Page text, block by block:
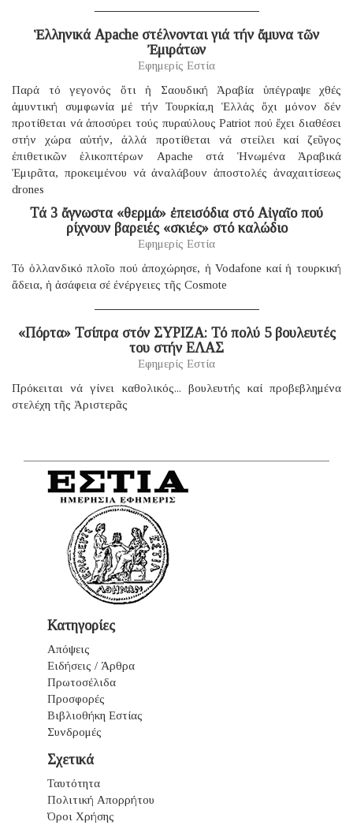
Ἑλληνικά Apache στέλνονται γιά τήν ἄμυνα τῶν
Ἐμιράτων
Εφημερίς Εστία
Παρά τό γεγονός ὅτι ἡ Σαουδική Ἀραβία ὑπέγραψε χθές
ἀμυντική συμφωνία μέ τήν Τουρκία,η Ἑλλάς ὄχι μόνον δέν
προτίθεται νά ἀποσύρει τούς πυραύλους Patriot πού ἔχει διαθέσει
στήν χώρα αὐτήν, ἀλλά προτίθεται νά στείλει καί ζεῦγος
ἐπιθετικῶν ἑλικοπτέρων Apache στά Ἡνωμένα Ἀραβικά
Ἐμιρᾶτα, προκειμένου νά ἀναλάβουν ἀποστολές ἀναχαιτίσεως
drones
Τά 3 ἄγνωστα «θερμά» ἐπεισόδια στό Αἰγαῖο πού
ρίχνουν βαρειές «σκιές» στό καλώδιο
Εφημερίς Εστία
Τό ὁλλανδικό πλοῖο πού ἀποχώρησε, ἡ Vodafone καί ἡ τουρκική
ἄδεια, ἡ ἀσάφεια σέ ἐνέργειες τῆς Cosmote
«Πόρτα» Τσίπρα στόν ΣΥΡΙΖΑ: Τό πολύ 5 βουλευτές
του στήν ΕΛΑΣ
Εφημερίς Εστία
Πρόκειται νά γίνει καθολικός... βουλευτής καί προβεβλημένα
στελέχη τῆς Ἀριστερᾶς
Κατηγορίες
Απόψεις
Ειδήσεις / Άρθρα
Πρωτοσέλιδα
Προσφορές
Βιβλιοθήκη Εστίας
Συνδρομές
Σχετικά
Ταυτότητα
Πολιτική Απορρήτου
Όροι Χρήσης